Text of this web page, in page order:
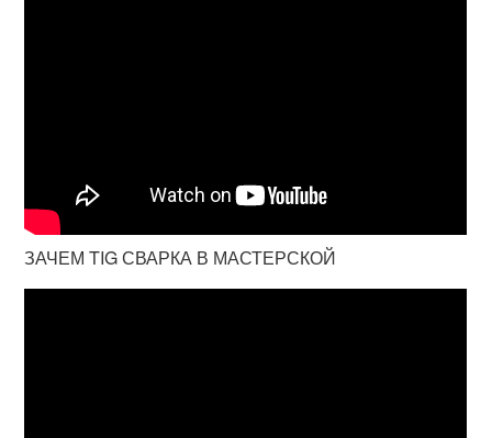
ЗАЧЕМ TIG СВАРКА В МАСТЕРСКОЙ